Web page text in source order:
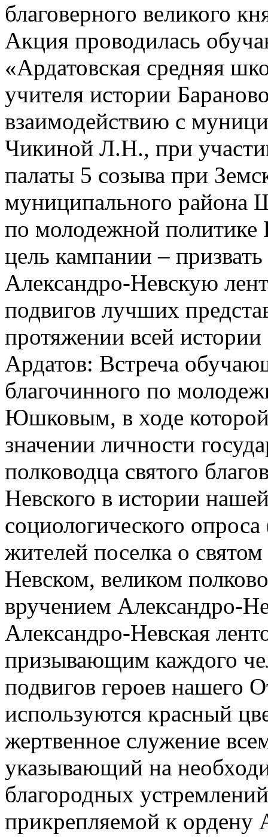
благоверного великого
Акция проводилась
«Ардатовская средняя
учителя истории
взаимодействию с
Чикиной Л.Н., при
палаты 5 созыва при
муниципального района
по молодежной
цель кампании –
Александро-Невскую
подвигов лучших
протяжении всей
Ардатов: Встреча
благочинного по
Юшковым, в ходе которой
значении личности
полководца святого
Невского в истории
социологического
жителей поселка о
Невском, великом
вручением Александро-
Александро-Невская
призывающим каждого
подвигов героев нашего
используются красный
жертвенное служение
указывающий на
благородных
прикрепляемой к ордену